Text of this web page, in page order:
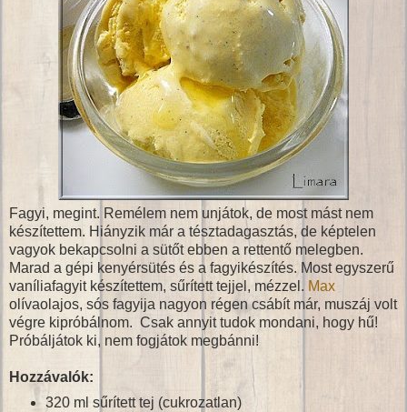
Fagyi, megint. Remélem nem unjátok, de most mást nem
készítettem. Hiányzik már a tésztadagasztás, de képtelen
vagyok bekapcsolni a sütőt ebben a rettentő melegben.
Marad a gépi kenyérsütés és a fagyikészítés. Most egyszerű
vaníliafagyit készítettem, sűrített tejjel, mézzel. Max
olívaolajos, sós fagyija nagyon régen csábít már, muszáj volt
végre kipróbálnom. Csak annyit tudok mondani, hogy hű!
Próbáljátok ki, nem fogjátok megbánni!
Hozzávalók:
320 ml sűrített tej (cukrozatlan)